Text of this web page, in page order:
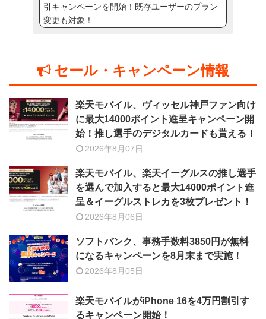
引キャンペーンを開始！既存ユーザーのプラン
変更も対象！
セール・キャンペーン情報
楽天モバイル、ヴィッセル神戸ファン向け
に最大14000ポイント進呈キャンペーン開
始！推し選手のデジタルカードも貰える！
2026年8月07日
楽天モバイル、楽天イーグルスの推し選手
を選んで加入すると最大14000ポイント進
呈＆イーグルストレカを3枚プレゼント！
2026年8月06日
ソフトバンク、事務手数料3850円が無料
になるキャンペーンを8月末まで実施！
2026年8月05日
楽天モバイルがiPhone 16を4万円割引す
るキャンペーン開始！